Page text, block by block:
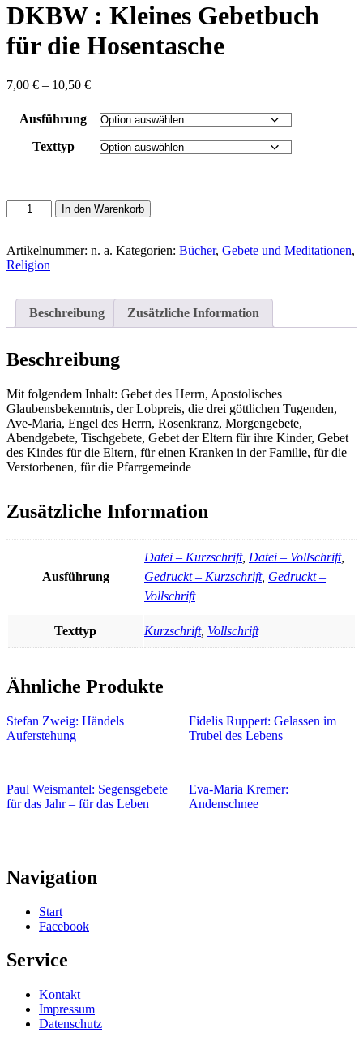
DKBW : Kleines Gebetbuch
für die Hosentasche
7,00 € – 10,50 €Preisspanne:
bis
10,50 €
Ausführung
Texttyp
DKBW
:
Gebetbuch
für
Menge
In den Warenkorb
Artikelnummer: n. a. Kategorien: Bücher, Gebete und Meditationen,
Religion
Beschreibung Zusätzliche Information
Beschreibung
Mit folgendem Inhalt: Gebet des Herrn, Apostolisches
Glaubensbekenntnis, der Lobpreis, die drei göttlichen Tugenden,
Ave-Maria, Engel des Herrn, Rosenkranz, Morgengebete,
Abendgebete, Tischgebete, Gebet der Eltern für ihre Kinder, Gebet
des Kindes für die Eltern, für einen Kranken in der Familie, für die
Verstorbenen, für die Pfarrgemeinde
Zusätzliche Information
Ausführung
Datei – Kurzschrift, Datei – Vollschrift,
Gedruckt – Kurzschrift, Gedruckt –
Vollschrift
Texttyp Kurzschrift, Vollschrift
Ähnliche Produkte
Stefan Zweig: Händels
Auferstehung
Fidelis Ruppert: Gelassen im
Trubel des Lebens
Paul Weismantel: Segensgebete
für das Jahr – für das Leben
Eva-Maria Kremer:
Andenschnee
Navigation
Start
Facebook
Service
Kontakt
Impressum
Datenschutz